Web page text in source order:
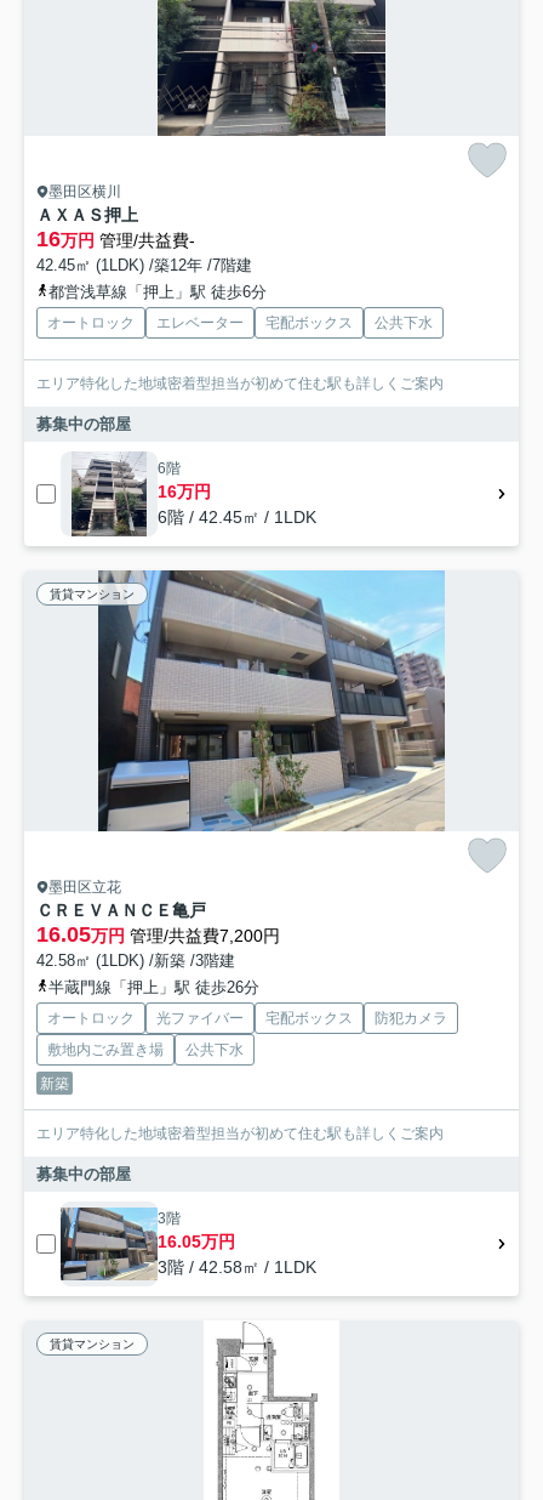
墨田区横川
ＡＸＡＳ押上
16万円 管理/共益費-
42.45㎡ (1LDK) /築12年 /7階建
都営浅草線「押上」駅 徒歩6分
オートロック エレベーター 宅配ボックス 公共下水
エリア特化した地域密着型担当が初めて住む駅も詳しくご案内
募集中の部屋
6階
16万円
6階 / 42.45㎡ / 1LDK
賃貸マンション
墨田区立花
ＣＲＥＶＡＮＣＥ亀戸
16.05万円 管理/共益費7,200円
42.58㎡ (1LDK) /新築 /3階建
半蔵門線「押上」駅 徒歩26分
オートロック 光ファイバー 宅配ボックス
防犯カメラ
敷地内ごみ置き場
公共下水
新築
エリア特化した地域密着型担当が初めて住む駅も詳しくご案内
募集中の部屋
3階
16.05万円
3階 / 42.58㎡ / 1LDK
賃貸マンション